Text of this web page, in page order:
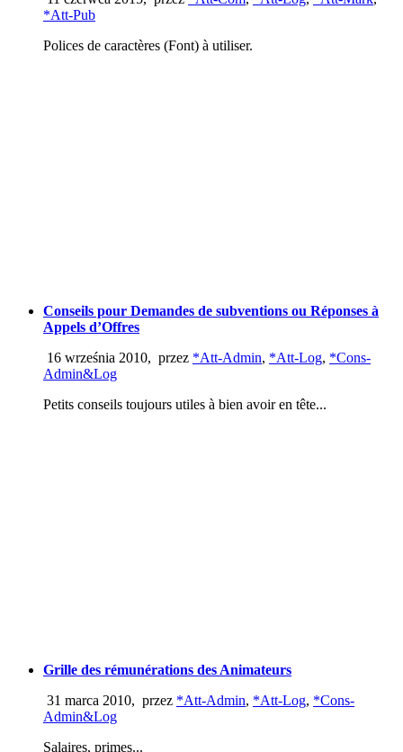
*Att-Pub
Polices de caractères (Font) à utiliser.
Conseils pour Demandes de subventions ou Réponses à
Appels d’Offres
16 września 2010, przez *Att-Admin, *Att-Log, *Cons-
Admin&Log
Petits conseils toujours utiles à bien avoir en tête...
Grille des rémunérations des Animateurs
31 marca 2010, przez *Att-Admin, *Att-Log, *Cons-
Admin&Log
Salaires, primes...